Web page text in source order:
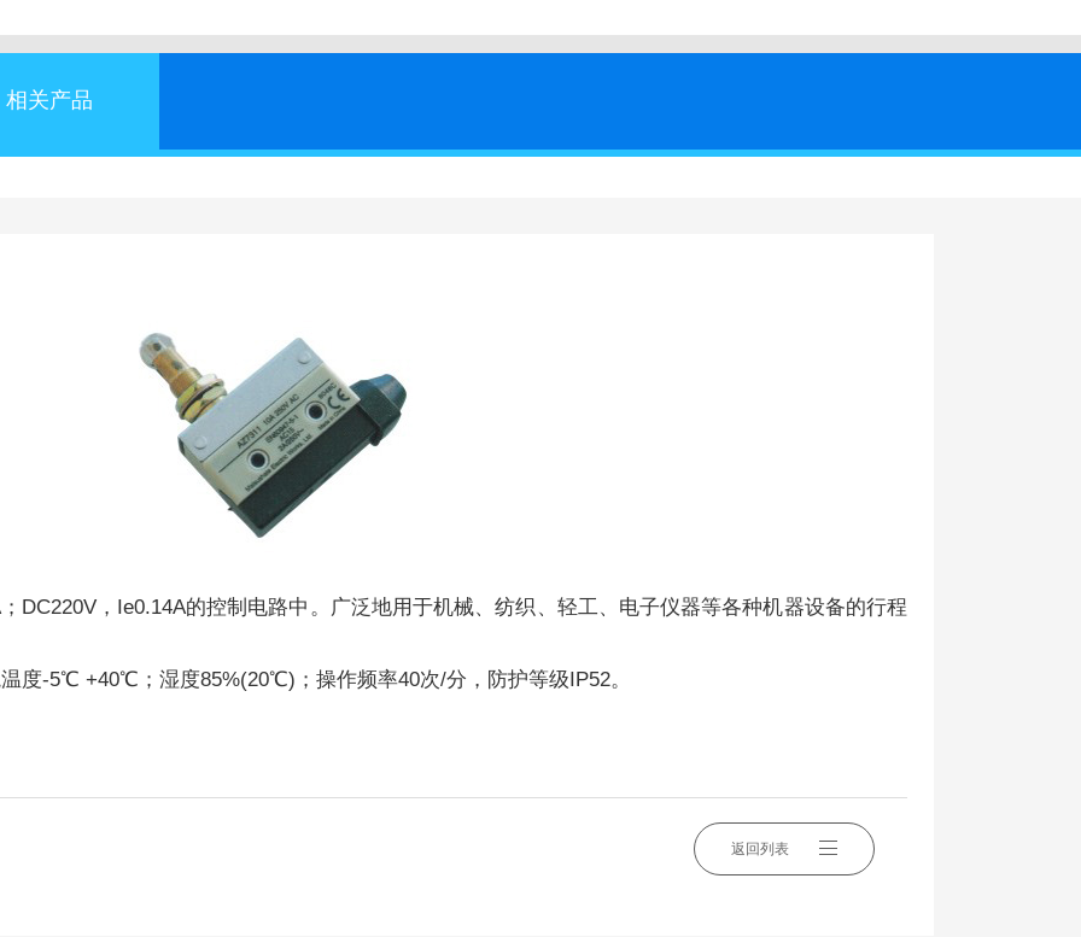
相关产品
DC220V，Ie0.14A的控制电路中。广泛地用于机械、纺织、轻工、电子仪器等各种机器设备的行程
度-5℃ +40℃；湿度85%(20℃)；操作频率40次/分，防护等级IP52。
返回列表